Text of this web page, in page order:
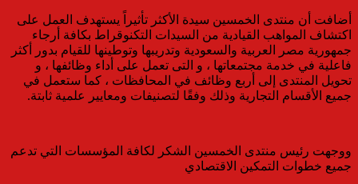
أضافت أن منتدى الخمسين سيدة الأكثر تأثيراً يستهدف العمل على
اكتشاف المواهب القيادية من السيدات التكنوقراط بكافة أرجاء
جمهورية مصر العربية والسعودية وتدريبها وتوطينها للقيام بدور أكثر
فاعلية في خدمة مجتمعاتها ، و التى تعمل على أداء وظائفها ، و
تحويل المنتدى إلى أربع وظائف في المحافظات ، كما ستعمل في
جميع الأقسام التجارية وذلك وفقًا لتصنيفات ومعايير علمية ثابتة.
ووجهت رئيس منتدى الخمسين الشكر لكافة المؤسسات التي تدعم
جميع خطوات التمكين الاقتصادي